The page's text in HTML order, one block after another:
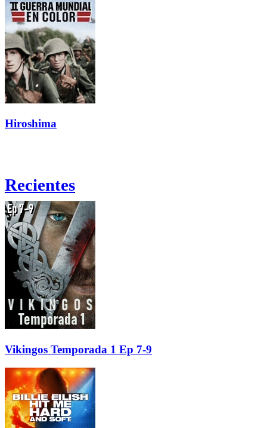
Hiroshima
Recientes
Vikingos Temporada 1 Ep 7-9